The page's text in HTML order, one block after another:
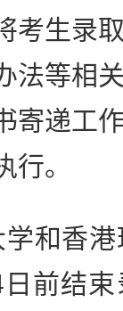
考生录
法等相
寄递工
。
香港
前结